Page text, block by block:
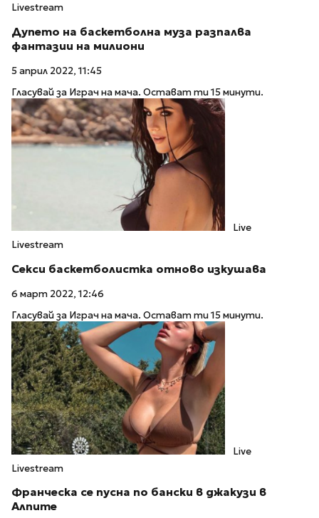
Livestream
Дупето на баскетболна муза разпалва
фантазии на милиони
5 април 2022, 11:45
Гласувай за Играч на мача. Остават ти 15 минути.
Live
Livestream
Секси баскетболистка отново изкушава
6 март 2022, 12:46
Гласувай за Играч на мача. Остават ти 15 минути.
Live
Livestream
Франческа се пусна по бански в джакузи в
Алпите